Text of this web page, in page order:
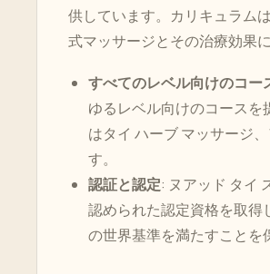
供しています。カリキュラム
式マッサージとその治療効果
すべてのレベル向けのコー
ゆるレベル向けのコース
はタイ ハーブ マッサージ
す。
認証と認定: ヌアッド タイ
認められた認定資格を取
の世界基準を満たすことを